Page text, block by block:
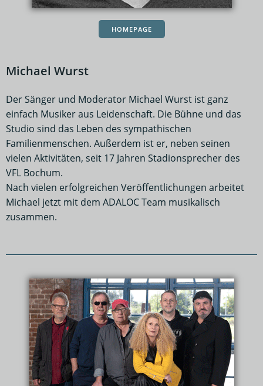
HOMEPAGE
Michael Wurst
Der Sänger und Moderator Michael Wurst ist ganz
einfach Musiker aus Leidenschaft. Die Bühne und das
Studio sind das Leben des sympathischen
Familienmenschen. Außerdem ist er, neben seinen
vielen Aktivitäten, seit 17 Jahren Stadionsprecher des
VFL Bochum.
Nach vielen erfolgreichen Veröffentlichungen arbeitet
Michael jetzt mit dem ADALOC Team musikalisch
zusammen.